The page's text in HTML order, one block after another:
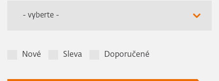
- vyberte -
Nové Sleva Doporučené